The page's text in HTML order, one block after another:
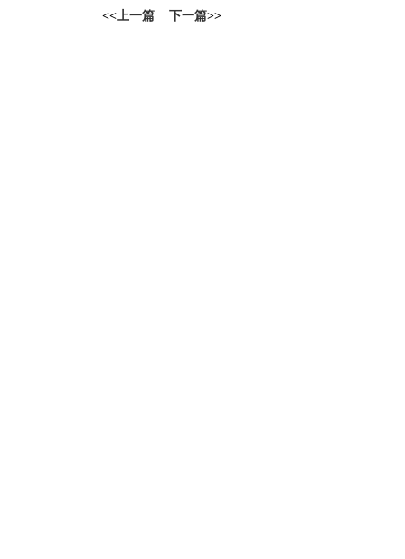
<<上一篇 下一篇>>